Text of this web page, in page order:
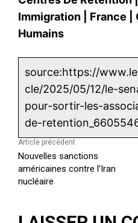
Immigration
France
Humains
source:https://
cle/2025/05/12/le-
pour-sortir-les-
de-
Article précédent
Nouvelles sanctions
américaines contre l’Iran
nucléaire